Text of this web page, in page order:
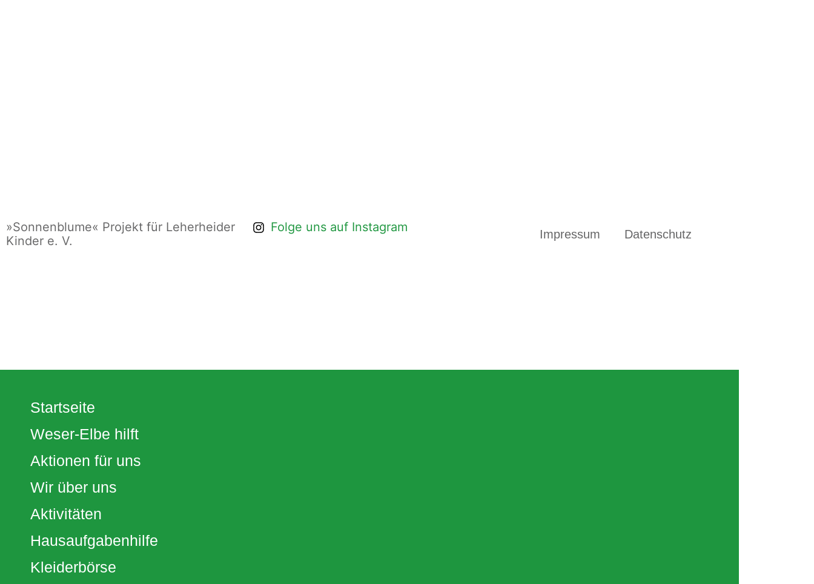
»Sonnenblume« Projekt für Leherheider
Kinder e. V.
Folge uns auf Instagram Impressum Datenschutz
Startseite
Weser-Elbe hilft
Aktionen für uns
Wir über uns
Aktivitäten
Hausaufgabenhilfe
Kleiderbörse